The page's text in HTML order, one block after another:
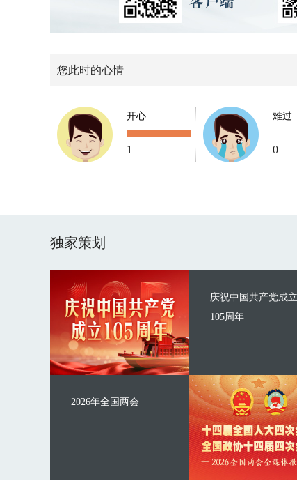
您此时的心情
开心
1
难过
0
独家策划
庆祝中国共产党成立
105周年
2026年全国两会